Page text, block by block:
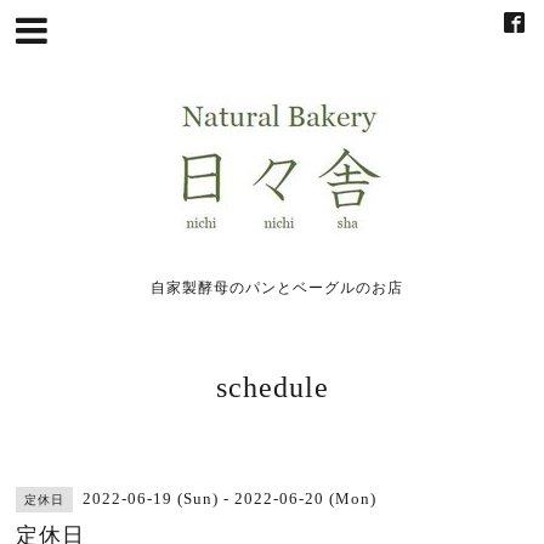
自家製酵母のパンとベーグルのお店
schedule
定休日 2022-06-19 (Sun) - 2022-06-20 (Mon)
定休日